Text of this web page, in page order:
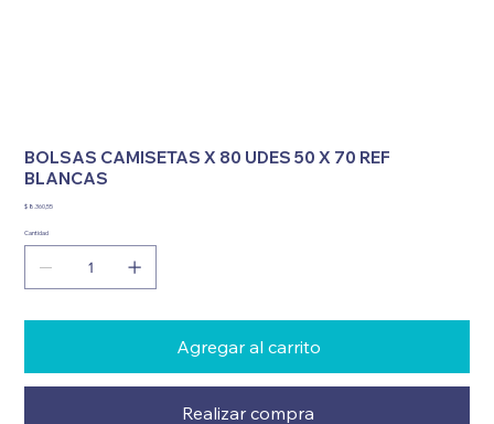
BOLSAS CAMISETAS X 80 UDES 50 X 70 REF
BLANCAS
Precio
$ 8.360,55
Cantidad
Agregar al carrito
Realizar compra